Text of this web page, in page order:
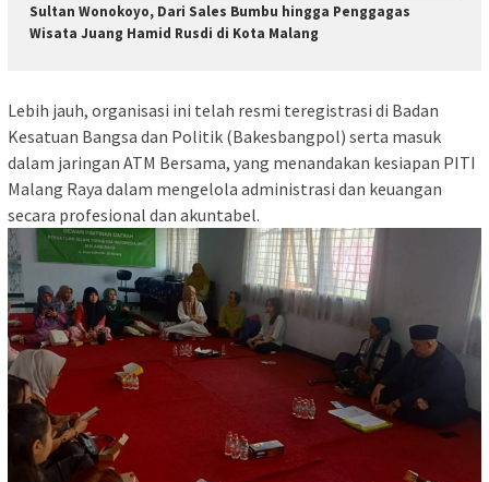
Sultan Wonokoyo, Dari Sales Bumbu hingga Penggagas
Wisata Juang Hamid Rusdi di Kota Malang
​Lebih jauh, organisasi ini telah resmi teregistrasi di Badan
Kesatuan Bangsa dan Politik (Bakesbangpol) serta masuk
dalam jaringan ATM Bersama, yang menandakan kesiapan PITI
Malang Raya dalam mengelola administrasi dan keuangan
secara profesional dan akuntabel.